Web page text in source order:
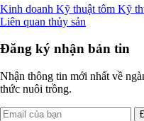
Kinh doanh Kỹ thuật tôm Kỹ
Liên quan thủy sản
Đăng ký nhận bản tin
Nhận thông tin mới nhất về
thức nuôi trồng.